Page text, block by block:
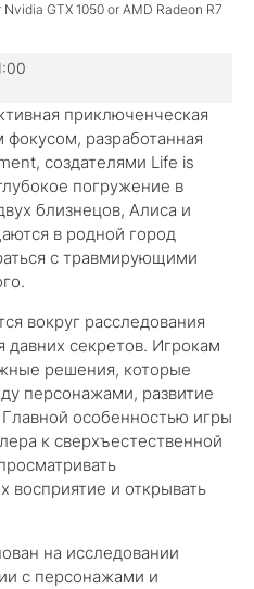
GTX 1050 or AMD Radeon R7
приключенческая
разработанная
создателями Life is
погружение в
близнецов, Алиса и
в родной город
с травмирующими
вокруг расследования
давних секретов. Игрокам
решения, которые
персонажами, развитие
особенностью игры
к сверхъестественной
восприятие и открывать
на исследовании
с персонажами и